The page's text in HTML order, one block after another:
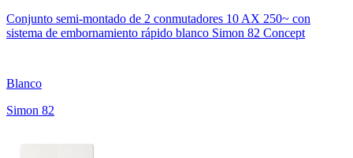
Conjunto semi-montado de 2 conmutadores 10 AX 250~ con
sistema de embornamiento rápido blanco Simon 82 Concept
Blanco
Simon 82